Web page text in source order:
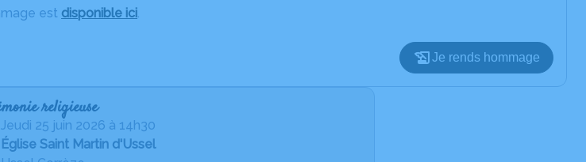
est disponible ici.
Je rends hommage
religieuse
jeudi 25 juin 2026 à 14h30
Église Saint Martin d'Ussel